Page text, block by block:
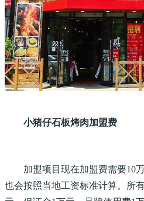
小猪仔石板烤肉加盟费
加盟项目现在加盟费需要10
也会按照当地工资标准计算。所